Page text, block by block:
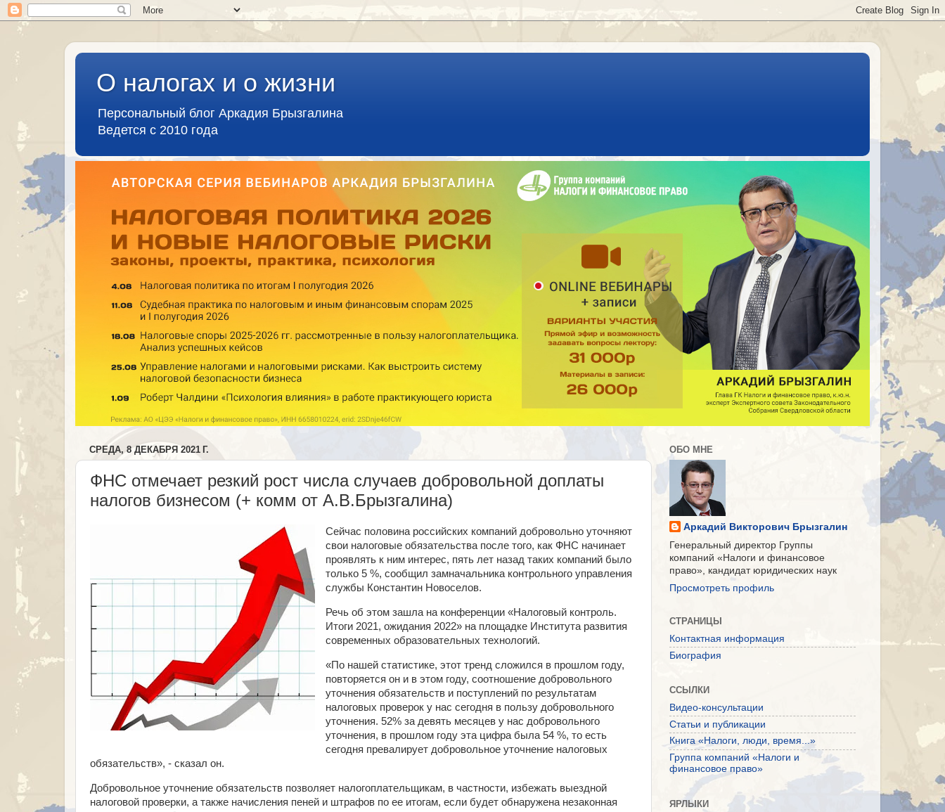
О налогах и о жизни
Персональный блог Аркадия Брызгалина
Ведется с 2010 года
СРЕДА, 8 ДЕКАБРЯ 2021 Г.
ФНС отмечает резкий рост числа случаев добровольной доплаты
налогов бизнесом (+ комм от А.В.Брызгалина)
Сейчас половина российских компаний добровольно уточняют
свои налоговые обязательства после того, как ФНС начинает
проявлять к ним интерес, пять лет назад таких компаний было
только 5 %, сообщил замначальника контрольного управления
службы Константин Новоселов.
Речь об этом зашла на конференции «Налоговый контроль.
Итоги 2021, ожидания 2022» на площадке Института развития
современных образовательных технологий.
«По нашей статистике, этот тренд сложился в прошлом году,
повторяется он и в этом году, соотношение добровольного
уточнения обязательств и поступлений по результатам
налоговых проверок у нас сегодня в пользу добровольного
уточнения. 52% за девять месяцев у нас добровольного
уточнения, в прошлом году эта цифра была 54 %, то есть
сегодня превалирует добровольное уточнение налоговых
обязательств», - сказал он.
Добровольное уточнение обязательств позволяет налогоплательщикам, в частности, избежать выездной
налоговой проверки, а также начисления пеней и штрафов по ее итогам, если будет обнаружена незаконная
ОБО МНЕ
Аркадий Викторович Брызгалин
Генеральный директор Группы
компаний «Налоги и финансовое
право», кандидат юридических наук
Просмотреть профиль
СТРАНИЦЫ
Контактная информация
Биография
ССЫЛКИ
Видео-консультации
Статьи и публикации
Книга «Налоги, люди, время...»
Группа компаний «Налоги и
финансовое право»
ЯРЛЫКИ